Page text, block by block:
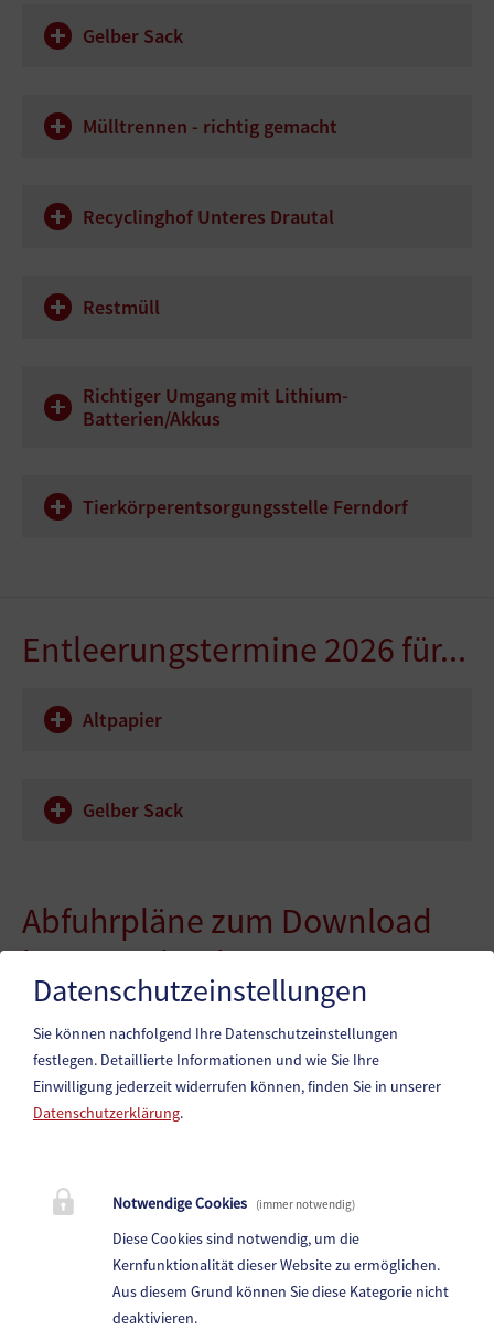
Gelber Sack
Mülltrennen - richtig gemacht
Recyclinghof Unteres Drautal
Restmüll
Richtiger Umgang mit Lithium-
Batterien/Akkus
Tierkörperentsorgungsstelle Ferndorf
Entleerungstermine 2026 für...
Altpapier
Gelber Sack
Abfuhrpläne zum Download
bzw. Ausdrucken!
Abfuhrplan - Restmüll
Hauptstraße 83, 9711 Paternion
Telefon:+43 (4245) 28 88 0
Fax: +43 (4245) 28 88 - 40
E-Mail:paternion@ktn.gde.at
Datenschutzeinstellungen
Sie können nachfolgend Ihre Datenschutzeinstellungen
festlegen. Detaillierte Informationen und wie Sie Ihre
Einwilligung jederzeit widerrufen können, finden Sie in unserer
Datenschutzerklärung.
Notwendige Cookies (immer notwendig)
Diese Cookies sind notwendig, um die
Kernfunktionalität dieser Website zu ermöglichen.
Aus diesem Grund können Sie diese Kategorie nicht
deaktivieren.